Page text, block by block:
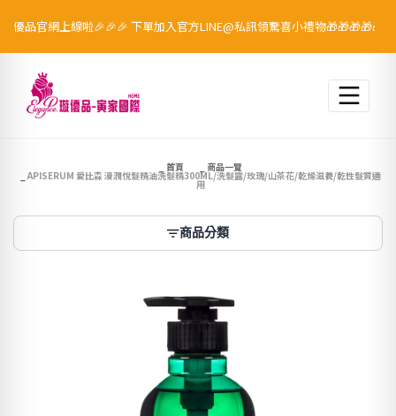
品官網上線啦🎉🎉🎉 下單加入官方LINE@私訊領驚喜小禮物🎁🎁🎁🎁🎁！
首頁 商品一覽
APISERUM 愛比森 漫潤悅髮精油洗髮精300ML/洗髮露/玫瑰/山茶花/乾燥滋養/乾性髮質適
用
商品分類